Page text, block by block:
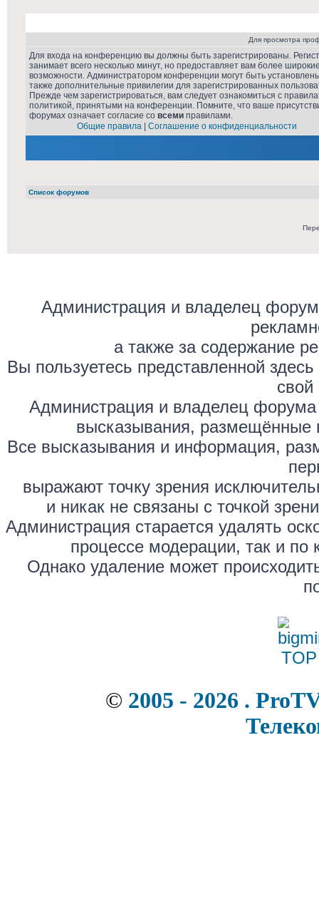
Для просмотра
Для входа на конференцию вы должны быть зарегистрированы.
занимает всего несколько минут, но предоставляет вам более
возможности. Администратором конференции могут быть
также дополнительные привилегии для зарегистрированных
Прежде чем зарегистрироваться, вам следует ознакомиться с
политикой, принятыми на конференции. Помните, что ваше
форумах означает согласие со всеми правилами.
Общие правила
Соглашение о конфиденциальности
Список форумов
Администрация и владелец
а также за содержание
Вы пользуетесь представленной
свой
Администрация и владелец форума
высказывания, размещённые
Все высказывания и информация,
выражают точку зрения
и никак не связаны с точкой
Администрация старается удалять
процессе модерации, так и по
Однако удаление может
© 2005 - 2026 .